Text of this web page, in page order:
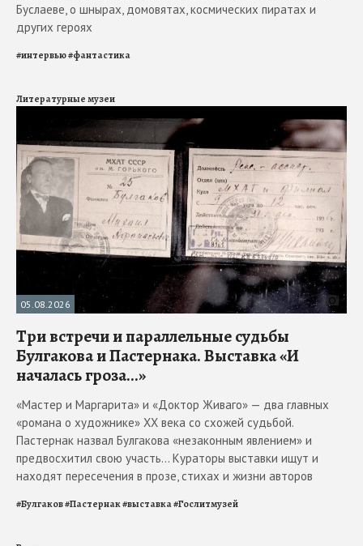
Буслаеве, о шнырах, домовятах, космических пиратах и
других героях
#интервью#фантастика
Литературные музеи
05.08.2026
Три встречи и параллельные судьбы
Булгакова и Пастернака. Выставка «И
началась гроза...»
«Мастер и Маргарита» и «Доктор Живаго» — два главных
«романа о художнике» ХХ века со схожей судьбой.
Пастернак назвал Булгакова «незаконным явлением» и
предвосхитил свою участь... Кураторы выставки ищут и
находят пересечения в прозе, стихах и жизни авторов
#Булгаков#Пастернак#выставка#Гослитмузей